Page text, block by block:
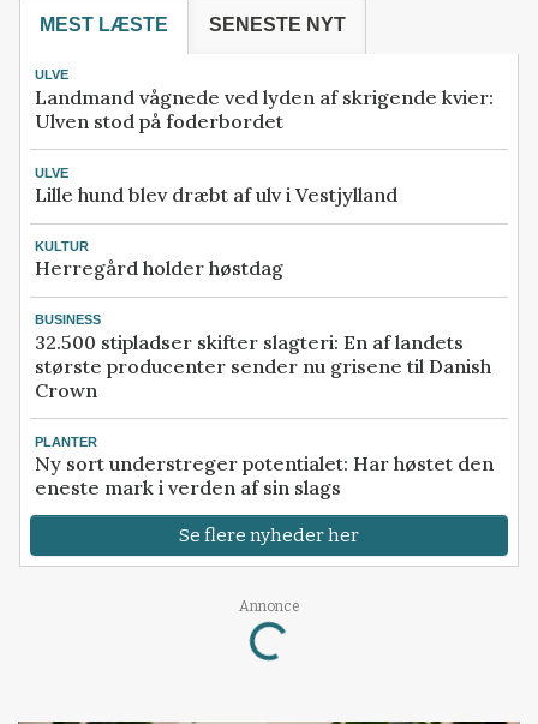
MEST LÆSTE SENESTE NYT
ULVE
Landmand vågnede ved lyden af skrigende kvier:
Ulven stod på foderbordet
ULVE
Lille hund blev dræbt af ulv i Vestjylland
KULTUR
Herregård holder høstdag
BUSINESS
32.500 stipladser skifter slagteri: En af landets
største producenter sender nu grisene til Danish
Crown
PLANTER
Ny sort understreger potentialet: Har høstet den
eneste mark i verden af sin slags
Se flere nyheder her
Annonce
Loading...